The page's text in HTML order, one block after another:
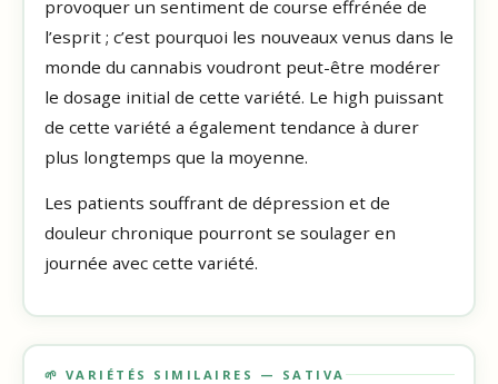
provoquer un sentiment de course effrénée de
l’esprit ; c’est pourquoi les nouveaux venus dans le
monde du cannabis voudront peut-être modérer
le dosage initial de cette variété. Le high puissant
de cette variété a également tendance à durer
plus longtemps que la moyenne.
Les patients souffrant de dépression et de
douleur chronique pourront se soulager en
journée avec cette variété.
🌱 VARIÉTÉS SIMILAIRES — SATIVA